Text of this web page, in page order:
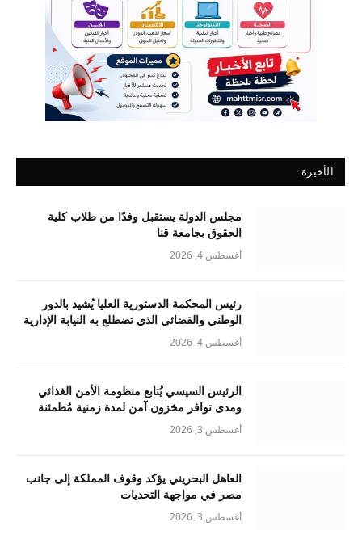
الأخيرة
مجلس الدولة يستقبل وفدًا من طلاب كلية
الحقوق بجامعة قنا
أغسطس 4, 2026
رئيس المحكمة الدستورية العليا يُشيد بالدور
الوطني والقضائي الذي تضطلع به النيابة الإدارية
أغسطس 4, 2026
الرئيس السيسي يُتابع منظومة الأمن الغذائي
ومدى توافر مخزون آمن لمدة زمنية مُطمئنة
أغسطس 3, 2026
العاهل البحريني يؤكد وقوف المملكة إلى جانب
مصر في مواجهة التحديات
أغسطس 3, 2026